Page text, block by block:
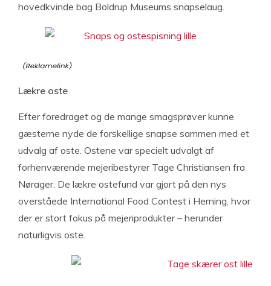
hovedkvinde bag Boldrup Museums snapselaug.
Lækre oste
Efter foredraget og de mange smagsprøver kunne
gæsterne nyde de forskellige snapse sammen med et
udvalg af oste. Ostene var specielt udvalgt af
forhenværende mejeribestyrer Tage Christiansen fra
Nørager. De lækre ostefund var gjort på den nys
overståede International Food Contest i Herning, hvor
der er stort fokus på mejeriprodukter – herunder
naturligvis oste.